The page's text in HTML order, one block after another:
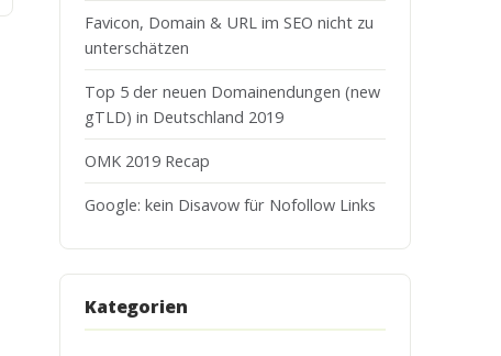
Favicon, Domain & URL im SEO nicht zu
unterschätzen
Top 5 der neuen Domainendungen (new
gTLD) in Deutschland 2019
OMK 2019 Recap
Google: kein Disavow für Nofollow Links
Kategorien